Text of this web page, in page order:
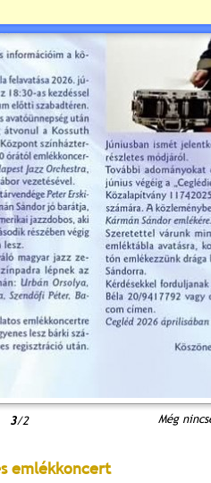
3/2 Még
emlékkoncert